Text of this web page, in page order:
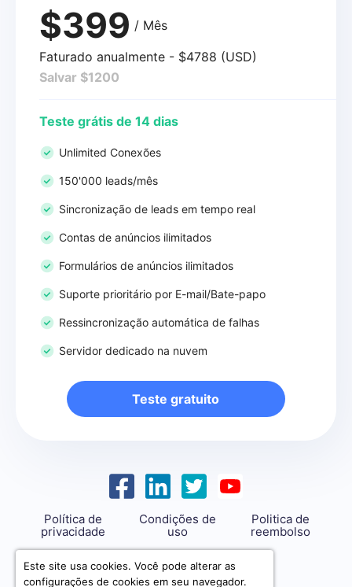
$399 / Mês
Faturado anualmente - $4788 (USD)
Salvar $1200
Teste grátis de 14 dias
Unlimited Conexões
150'000 leads/mês
Sincronização de leads em tempo real
Contas de anúncios ilimitados
Formulários de anúncios ilimitados
Suporte prioritário por E-mail/Bate-papo
Ressincronização automática de falhas
Servidor dedicado na nuvem
Teste gratuito
Política de
privacidade
Condições de
uso
Politica de
reembolso
support@savemyleads.com
Este site usa cookies. Você pode alterar as
configurações de cookies em seu navegador.